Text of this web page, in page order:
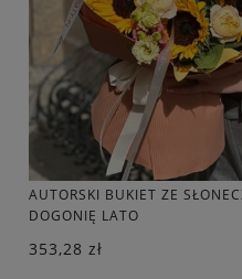
AUTORSKI BUKIET ZE
DOGONIĘ LATO
353,28 zł